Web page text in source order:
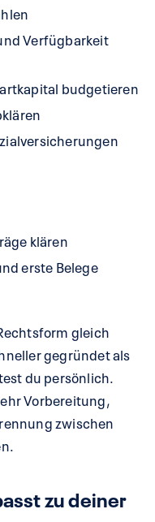
Verfügbarkeit
budgetieren
klären
erste Belege
gleich
gegründet als
du persönlich.
Vorbereitung,
zwischen
zu deiner